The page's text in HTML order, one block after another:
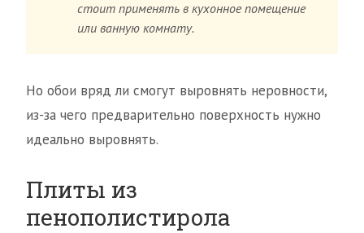
стоит применять в кухонное помещение
или ванную комнату.
Но обои вряд ли смогут выровнять неровности,
из-за чего предварительно поверхность нужно
идеально выровнять.
Плиты из
пенополистирола